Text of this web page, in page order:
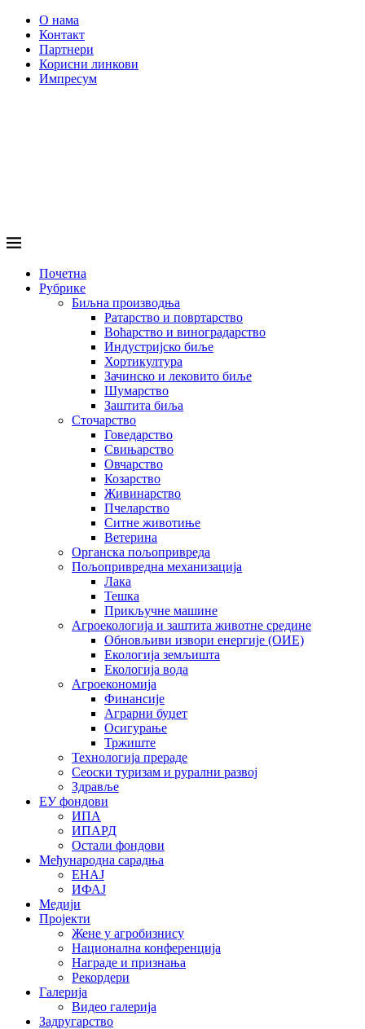
О нама
Контакт
Партнери
Корисни линкови
Импресум
Почетна
Рубрике
Биљна производња
Ратарство и повртарство
Воћарство и виноградарство
Индустријско биље
Хортикултура
Зачинско и лековито биље
Шумарство
Заштита биља
Сточарство
Говедарство
Свињарство
Овчарство
Козарство
Живинарство
Пчеларство
Ситне животиње
Ветерина
Органска пољопривреда
Пољопривредна механизација
Лака
Тешка
Прикључне машине
Агроекологија и заштита животне средине
Обновљиви извори енергије (ОИЕ)
Екологија земљишта
Екологија вода
Агроекономија
Финансије
Аграрни буџет
Осигурање
Тржиште
Технологија прераде
Сеоски туризам и рурални развој
Здравље
ЕУ фондови
ИПА
ИПАРД
Остали фондови
Међународна сарадња
ЕНАЈ
ИФАЈ
Медији
Пројекти
Жене у агробизнису
Национална конференција
Награде и признања
Рекордери
Галерија
Видео галерија
Задругарство